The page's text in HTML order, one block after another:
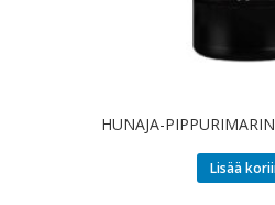
HUNAJA-
Lisää